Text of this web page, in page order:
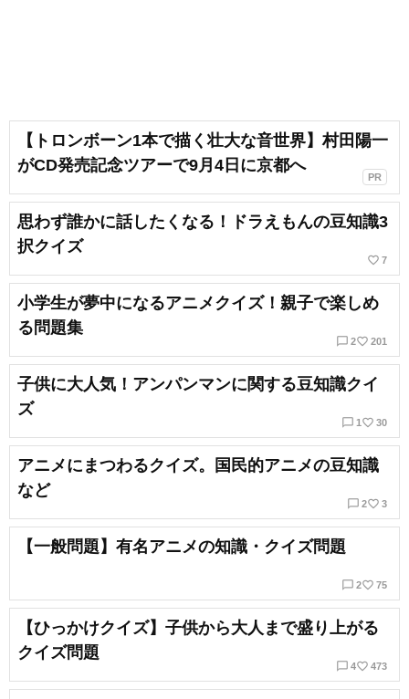
【トロンボーン1本で描く壮大な音世界】村田陽一
がCD発売記念ツアーで9月4日に京都へ
PR
思わず誰かに話したくなる！ドラえもんの豆知識3
択クイズ
favorite_border 7
小学生が夢中になるアニメクイズ！親子で楽しめ
る問題集
chat_bubble_outline 2favorite_border 201
子供に大人気！アンパンマンに関する豆知識クイ
ズ
chat_bubble_outline 1 favorite_border 30
アニメにまつわるクイズ。国民的アニメの豆知識
など
chat_bubble_outline 2favorite_border 3
【一般問題】有名アニメの知識・クイズ問題
chat_bubble_outline 2favorite_border 75
【ひっかけクイズ】子供から大人まで盛り上がる
クイズ問題
chat_bubble_outline 4favorite_border 473